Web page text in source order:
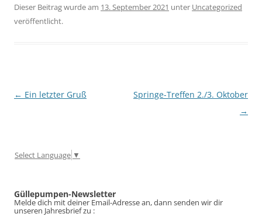
Dieser Beitrag wurde am 13. September 2021 unter Uncategorized
veröffentlicht.
Beitragsnavigation
← Ein letzter Gruß
Springe-Treffen 2./3. Oktober
→
Select Language ▼
Güllepumpen-Newsletter
Melde dich mit deiner Email-Adresse an, dann senden wir dir
unseren Jahresbrief zu :